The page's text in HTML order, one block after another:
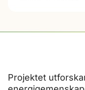
Projektet